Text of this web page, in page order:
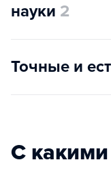
науки 2
Точные и
С